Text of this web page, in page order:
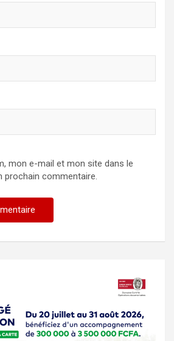
mon e-mail et mon site dans le
prochain commentaire.